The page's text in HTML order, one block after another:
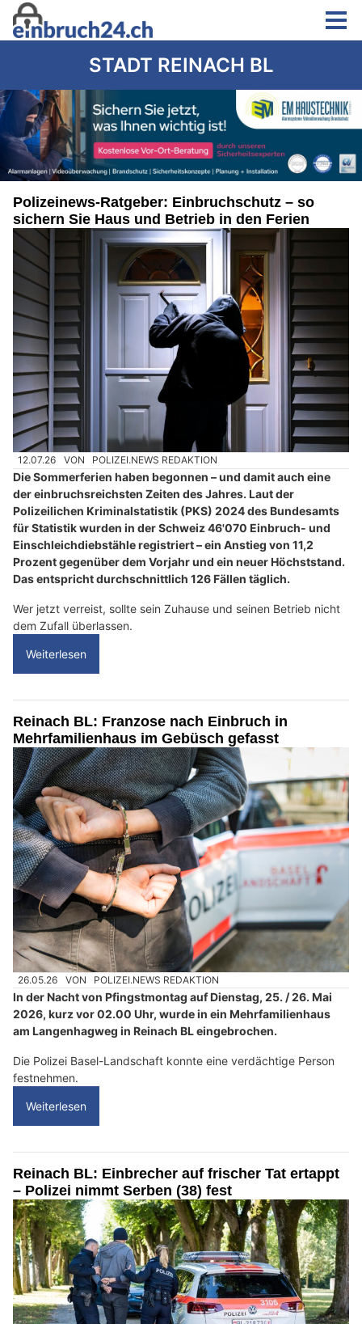
STADT REINACH BL
Polizeinews-Ratgeber: Einbruchschutz – so
sichern Sie Haus und Betrieb in den Ferien
12.07.26 VON POLIZEI.NEWS REDAKTION
Die Sommerferien haben begonnen – und damit auch eine
der einbruchsreichsten Zeiten des Jahres. Laut der
Polizeilichen Kriminalstatistik (PKS) 2024 des Bundesamts
für Statistik wurden in der Schweiz 46'070 Einbruch- und
Einschleichdiebstähle registriert – ein Anstieg von 11,2
Prozent gegenüber dem Vorjahr und ein neuer Höchststand.
Das entspricht durchschnittlich 126 Fällen täglich.
Wer jetzt verreist, sollte sein Zuhause und seinen Betrieb nicht
dem Zufall überlassen.
Weiterlesen
Reinach BL: Franzose nach Einbruch in
Mehrfamilienhaus im Gebüsch gefasst
26.05.26 VON POLIZEI.NEWS REDAKTION
In der Nacht von Pfingstmontag auf Dienstag, 25. / 26. Mai
2026, kurz vor 02.00 Uhr, wurde in ein Mehrfamilienhaus
am Langenhagweg in Reinach BL eingebrochen.
Die Polizei Basel-Landschaft konnte eine verdächtige Person
festnehmen.
Weiterlesen
Reinach BL: Einbrecher auf frischer Tat ertappt
– Polizei nimmt Serben (38) fest